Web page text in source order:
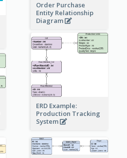
Order Purchase
Entity Relationship
Diagram
ERD Example:
Production Tracking
System